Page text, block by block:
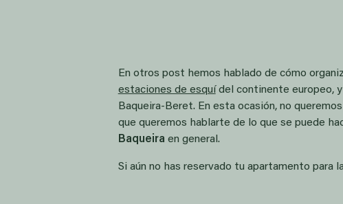
En otros post hemos hablado de cómo
estaciones de esquídel continente europeo,
Baqueira-Beret. En esta ocasión, no
que queremos hablarte de lo que se puede
Baqueira en general.
Si aún no has reservado tu apartamento para